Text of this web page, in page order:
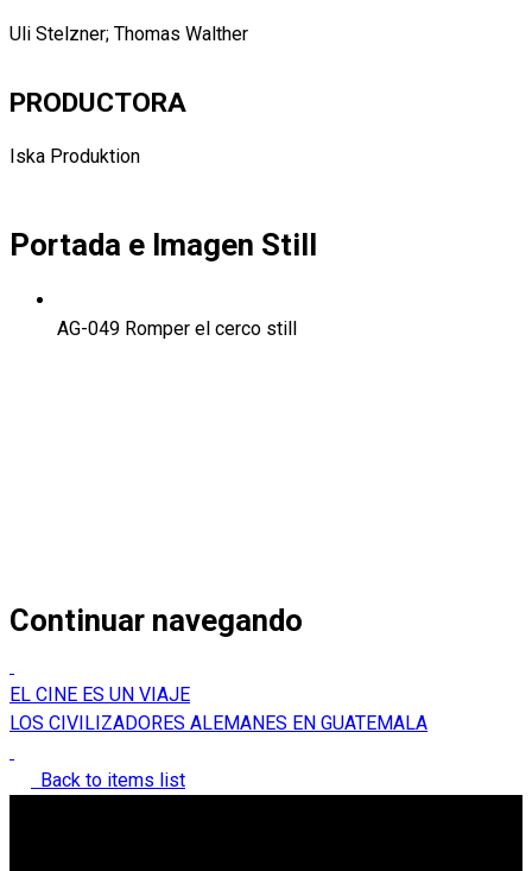
Uli Stelzner; Thomas Walther
PRODUCTORA
Iska Produktion
Portada e Imagen Still
AG-049 Romper el cerco still
Continuar navegando
EL CINE ES UN VIAJE
LOS CIVILIZADORES ALEMANES EN GUATEMALA
Back to items list